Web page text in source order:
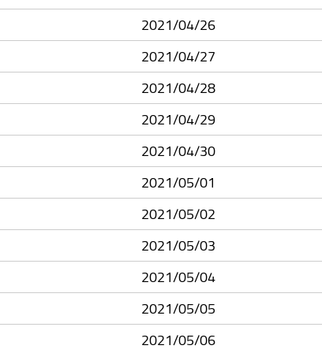
2021/04/26
2021/04/27
2021/04/28
2021/04/29
2021/04/30
2021/05/01
2021/05/02
2021/05/03
2021/05/04
2021/05/05
2021/05/06